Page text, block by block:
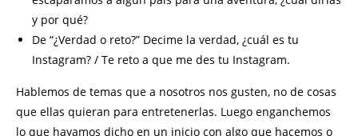
y por qué?
De “¿Verdad o reto?” Decime la verdad, ¿cuál es tu
Instagram? / Te reto a que me des tu Instagram.
Hablemos de temas que a nosotros nos gusten, no de cosas
que ellas quieran para entretenerlas. Luego enganchemos
lo que hayamos dicho en un inicio con algo que hacemos o